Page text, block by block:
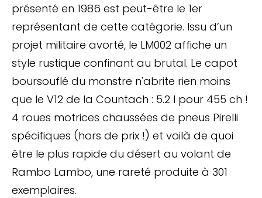
présenté en 1986 est peut-être le 1er
représentant de cette catégorie. Issu d’un
projet militaire avorté, le LM002 affiche un
style rustique confinant au brutal. Le capot
boursouflé du monstre n'abrite rien moins
que le V12 de la Countach : 5.2 l pour 455 ch !
4 roues motrices chaussées de pneus Pirelli
spécifiques (hors de prix !) et voilà de quoi
être le plus rapide du désert au volant de
Rambo Lambo, une rareté produite à 301
exemplaires.